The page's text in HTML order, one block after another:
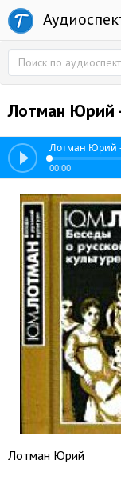
Лотман Юрий
Лотман Юрий
00:00
Лотман Юрий